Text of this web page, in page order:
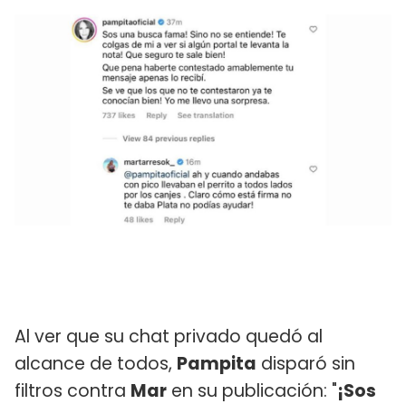
Al ver que su chat privado quedó al
alcance de todos, Pampita disparó sin
filtros contra Mar en su publicación: "¡Sos